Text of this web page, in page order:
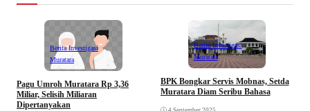
Berita Investigasi
Muratara
Pagu Umroh Muratara Rp 3,36
Miliar, Selisih Miliaran
Dipertanyakan
Berita Investigasi
Muratara
BPK Bongkar Servis Mobnas, Setda
Muratara Diam Seribu Bahasa